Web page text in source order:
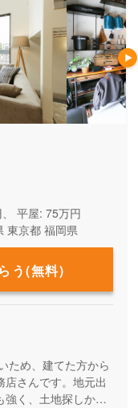
平屋: 75万円
東京都 福岡県
う(無料)
ため、建てた方から
さんです。地元出
強く、土地探しから